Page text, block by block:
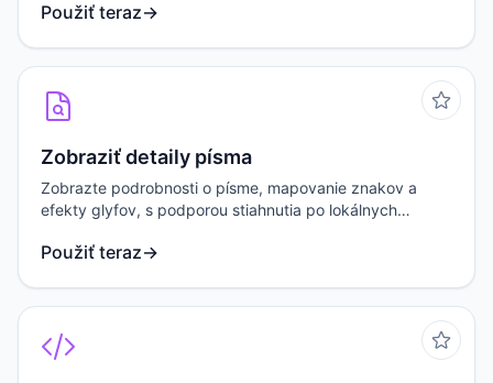
Použiť teraz→
Zobraziť detaily písma
Zobrazte podrobnosti o písme, mapovanie znakov a
efekty glyfov, s podporou stiahnutia po lokálnych
Použiť teraz→